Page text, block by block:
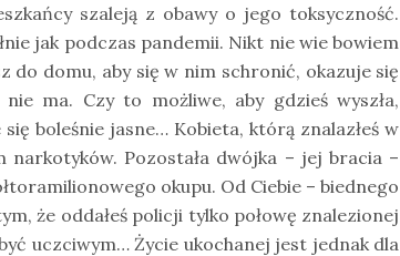
szaleją z obawy o jego toksyczność.
jak podczas pandemii. Nikt nie wie bowiem
do domu, aby się w nim schronić, okazuje się
ma. Czy to możliwe, aby gdzieś wyszła,
boleśnie jasne… Kobieta, którą znalazłeś w
Pozostała dwójka – jej bracia –
okupu. Od Ciebie – biednego
że oddałeś policji tylko połowę znalezionej
uczciwym… Życie ukochanej jest jednak dla